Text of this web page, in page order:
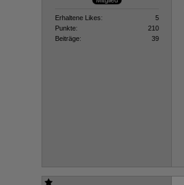
Erhaltene Likes
5
Punkte
210
Beiträge
39